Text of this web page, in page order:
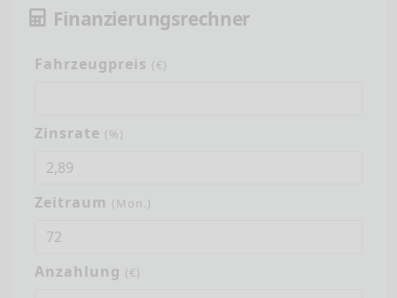
Finanzierungsrechner
Fahrzeugpreis (€)
Zinsrate (%)
Zeitraum (Mon.)
Anzahlung (€)